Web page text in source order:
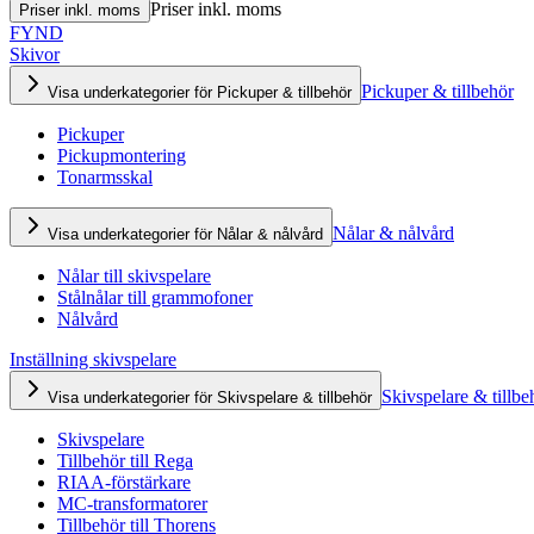
Priser inkl. moms Priser inkl. moms
FYND
Skivor
Visa underkategorier för Pickuper & tillbehör Pickuper & tillbehör
Pickuper
Pickupmontering
Tonarmsskal
Visa underkategorier för Nålar & nålvård Nålar & nålvård
Nålar till skivspelare
Stålnålar till grammofoner
Nålvård
Inställning skivspelare
Visa underkategorier för Skivspelare & tillbehör Skivspelare &
Skivspelare
Tillbehör till Rega
RIAA-förstärkare
MC-transformatorer
Tillbehör till Thorens